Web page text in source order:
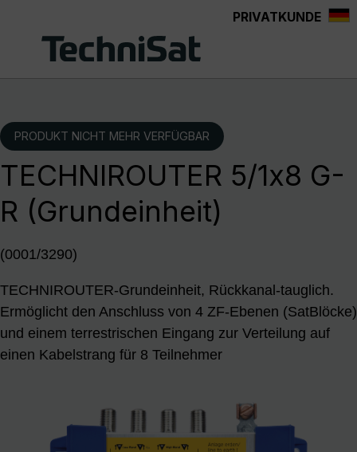
PRIVATKUNDE
PRODUKT NICHT MEHR VERFÜGBAR
TECHNIROUTER 5/1x8 G-
R (Grundeinheit)
(0001/3290)
TECHNIROUTER-Grundeinheit, Rückkanal-tauglich.
Ermöglicht den Anschluss von 4 ZF-Ebenen (SatBlöcke)
und einem terrestrischen Eingang zur Verteilung auf
einen Kabelstrang für 8 Teilnehmer